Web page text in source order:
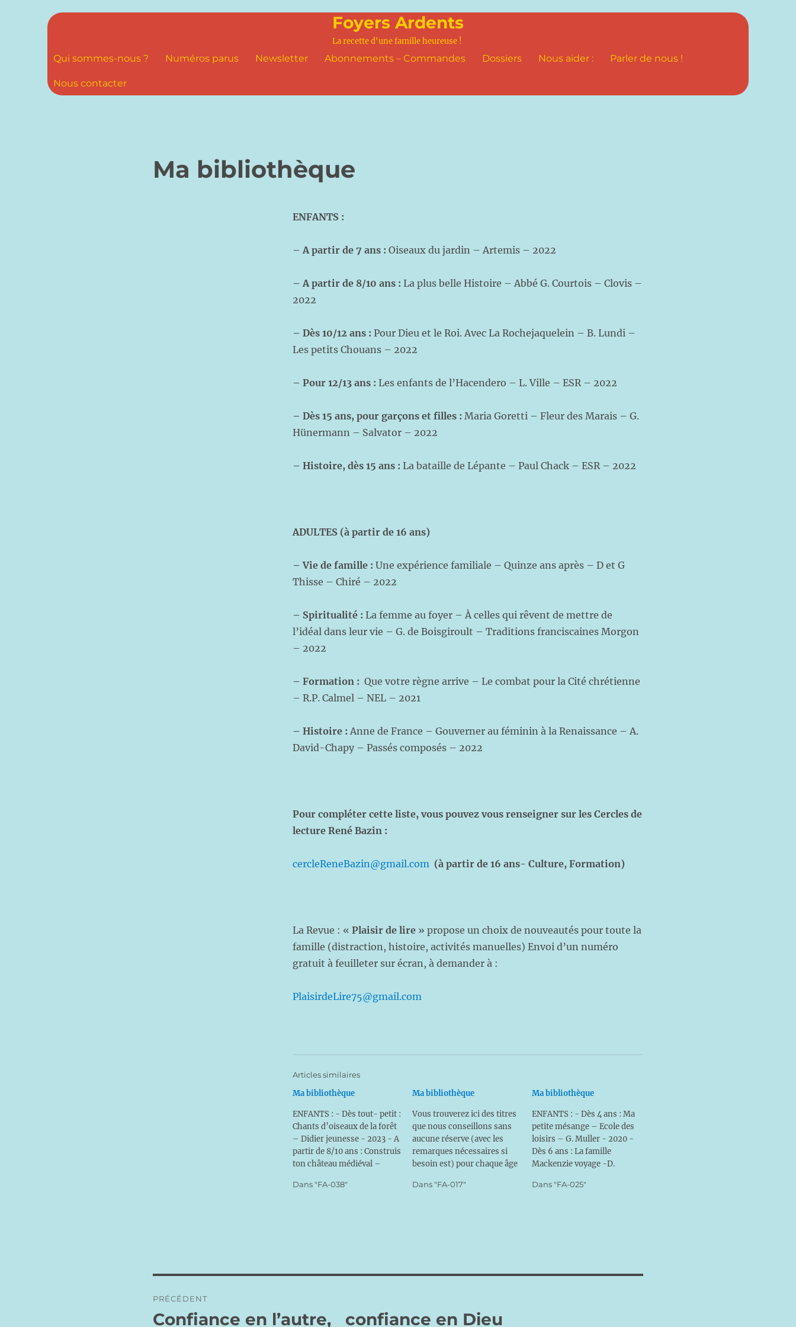
Foyers Ardents
La recette d'une famille heureuse !
Qui sommes-nous ? Numéros parus Newsletter Abonnements – Commandes Dossiers Nous aider : Parler de nous !
Nous contacter
Ma bibliothèque
ENFANTS :
– A partir de 7 ans : Oiseaux du jardin – Artemis – 2022
–A partir de 8/10 ans :La plus belle Histoire – Abbé G. Courtois – Clovis –
2022
– Dès 10/12 ans : Pour Dieu et le Roi. Avec La Rochejaquelein – B. Lundi –
Les petits Chouans – 2022
– Pour 12/13 ans :Les enfants de l’Hacendero – L. Ville – ESR – 2022
– Dès 15 ans, pour garçons et filles :Maria Goretti – Fleur des Marais – G.
Hünermann – Salvator – 2022
– Histoire, dès 15 ans :La bataille de Lépante – Paul Chack – ESR – 2022
ADULTES (à partir de 16 ans)
– Vie de famille :Une expérience familiale – Quinze ans après – D et G
Thisse – Chiré – 2022
– Spiritualité :La femme au foyer – À celles qui rêvent de mettre de
l’idéal dans leur vie – G. de Boisgiroult – Traditions franciscaines Morgon
– 2022
– Formation :Que votre règne arrive – Le combat pour la Cité chrétienne
– R.P. Calmel – NEL – 2021
– Histoire : Anne de France – Gouverner au féminin à la Renaissance – A.
David-Chapy – Passés composés – 2022
Pour compléter cette liste, vous pouvez vous renseigner sur les Cercles de
lecture René Bazin :
cercleReneBazin@gmail.com (à partir de 16 ans- Culture, Formation)
La Revue : «Plaisir de lire » propose un choix de nouveautés pour toute la
famille (distraction, histoire, activités manuelles) Envoi d’un numéro
gratuit à feuilleter sur écran, à demander à :
PlaisirdeLire75@gmail.com
Articles similaires
Ma bibliothèque
ENFANTS : - Dès tout- petit :
Chants d’oiseaux de la forêt
– Didier jeunesse - 2023 - A
partir de 8/10 ans : Construis
ton château médiéval –
A lire aux enfants dès 6 ans :
Dans "FA-038"
Ma bibliothèque
Vous trouverez ici des titres
que nous conseillons sans
aucune réserve (avec les
remarques nécessaires si
besoin est) pour chaque âge
perdons pas de vue combien
Dans "FA-017"
Ma bibliothèque
ENFANTS : - Dès 4 ans : Ma
petite mésange – Ecole des
loisirs – G. Muller - 2020 -
Dès 6 ans : La famille
Mackenzie voyage -D.
partir de 8 ans : Les bonnes
Dans "FA-025"
de
PRÉCÉDENT
Publication
Confiance en l’autre, confiance en Dieu